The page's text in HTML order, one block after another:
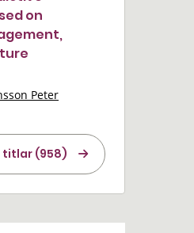
on
Peter
titlar (958)